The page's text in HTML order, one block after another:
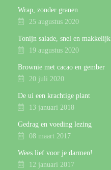
Wrap, zonder granen
25 augustus 2020
Tonijn salade, snel en makkelijk
19 augustus 2020
Brownie met cacao en gember
20 juli 2020
De ui een krachtige plant
13 januari 2018
Gedrag en voeding lezing
08 maart 2017
Wees lief voor je darmen!
12 januari 2017